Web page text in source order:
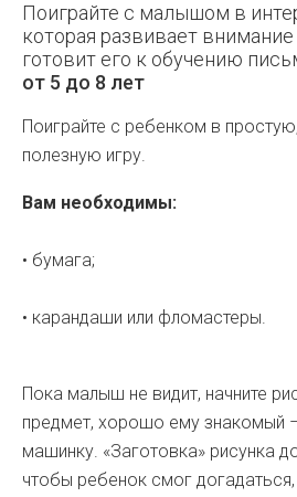
Поиграйте с малышом в
которая развивает
готовит его к обучению
от 5 до 8 лет
Поиграйте с ребенком в
полезную игру.
Вам необходимы:
• бумага;
• карандаши или фломастеры.
Пока малыш не видит, начните
предмет, хорошо ему знакомый –
машинку. «Заготовка» рисунка
чтобы ребенок смог